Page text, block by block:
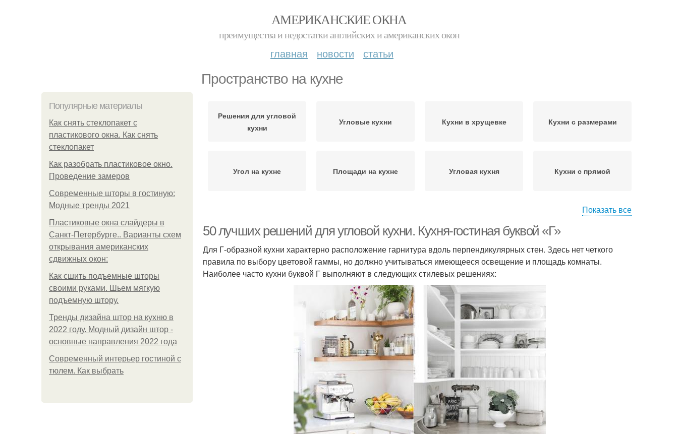
АМЕРИКАНСКИЕ ОКНА
преимущества и недостатки английских и американских окон
главная новости статьи
Пространство на кухне
Популярные материалы
Как снять стеклопакет с
пластикового окна. Как снять
стеклопакет
Как разобрать пластиковое окно.
Проведение замеров
Современные шторы в гостиную:
Модные тренды 2021
Пластиковые окна слайдеры в
Санкт-Петербурге.. Варианты схем
открывания американских
сдвижных окон:
Как сшить подъемные шторы
своими руками. Шьем мягкую
подъемную штору.
Тренды дизайна штор на кухню в
2022 году. Модный дизайн штор -
основные направления 2022 года
Современный интерьер гостиной с
тюлем. Как выбрать
Решения для угловой
кухни
Угловые кухни Кухни в хрущевке Кухни с размерами
Угол на кухне Площади на кухне Угловая кухня Кухни с прямой
стиле
угловой кухни
Кухня с обеденной
Кухня с полуостровом Шкаф на кухне
Показать все
50 лучших решений для угловой кухни. Кухня-гостиная буквой «Г»
Для Г-образной кухни характерно расположение гарнитура вдоль перпендикулярных стен. Здесь нет четкого
правила по выбору цветовой гаммы, но должно учитываться имеющееся освещение и площадь комнаты.
Наиболее часто кухни буквой Г выполняют в следующих стилевых решениях: